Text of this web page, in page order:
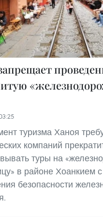
туризма Ханоя
компаний
туры на
в районе Хоанкием
безопасности